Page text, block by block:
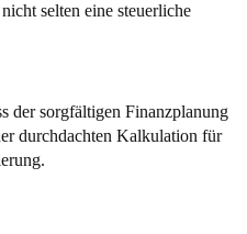
selten eine steuerliche